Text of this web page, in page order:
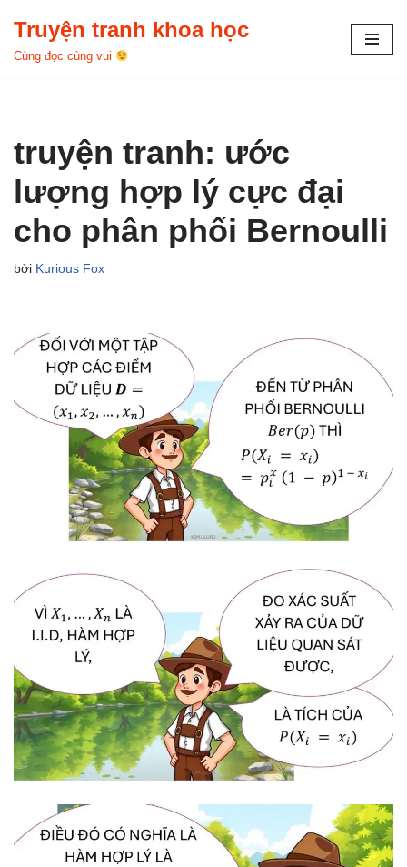
Chuyển
Truyện tranh khoa học
Cùng đọc cùng vui
truyện tranh: ước
lượng hợp lý cực đại
cho phân phối Bernoulli
bởi Kurious Fox